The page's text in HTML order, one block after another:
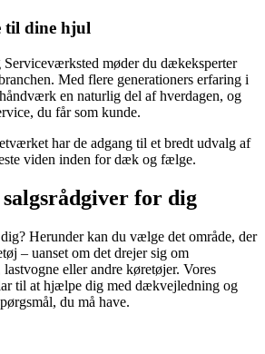
til dine hjul
møder du dækeksperter
Med flere generationers erfaring i
en naturlig del af hverdagen, og
du får som kunde.
har de adgang til et bredt udvalg af
viden inden for dæk og fælge.
for dig
Herunder kan du vælge det område, der
– uanset om det drejer sig om
eller andre køretøjer. Vores
til at hjælpe dig med dækvejledning og
du må have.